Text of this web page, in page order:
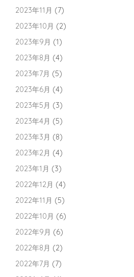
2023年11月 (7)
2023年10月 (2)
2023年9月 (1)
2023年8月 (4)
2023年7月 (5)
2023年6月 (4)
2023年5月 (3)
2023年4月 (5)
2023年3月 (8)
2023年2月 (4)
2023年1月 (3)
2022年12月 (4)
2022年11月 (5)
2022年10月 (6)
2022年9月 (6)
2022年8月 (2)
2022年7月 (7)